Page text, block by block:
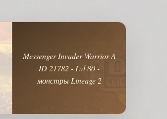
Messenger Invader Warrior A
ID 21782 - Lvl 80 -
монстры Lineage 2